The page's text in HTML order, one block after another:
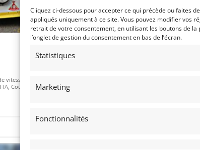
Cliquez ci-dessous pour accepter ce qui précède ou faites
appliqués uniquement à ce site. Vous pouvez modifier vos
retrait de votre consentement, en utilisant les boutons de
l’onglet de gestion du consentement en bas de l’écran.
Statistiques
Marketing
Fonctionnalités
vitesse manuelle, Très
Coupe circuit,
10
FORD SIERRA COSWORTH GROUPE